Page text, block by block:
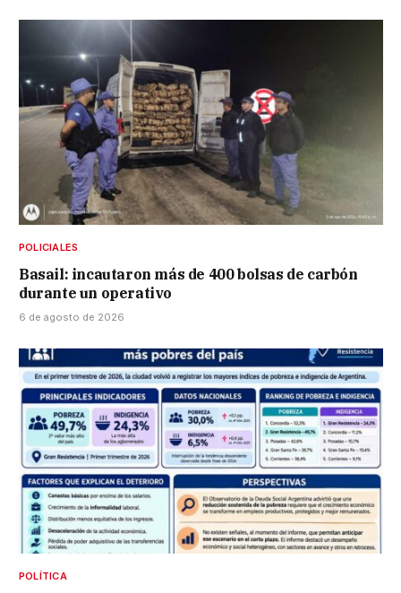
POLICIALES
Basail: incautaron más de 400 bolsas de carbón
durante un operativo
6 de agosto de 2026
POLÍTICA